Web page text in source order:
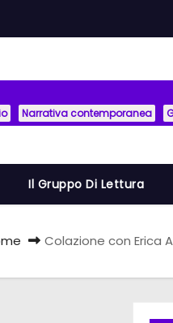
Narrativa contemporanea
Il Gruppo Di Lettura
Colazione con Erica